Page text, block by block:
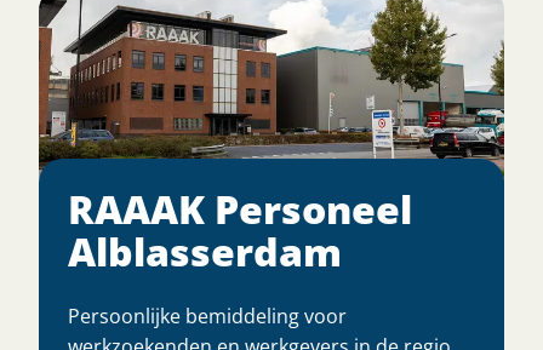
RAAAK Personeel
Alblasserdam
Persoonlijke bemiddeling voor